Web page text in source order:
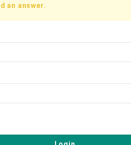
an answer.